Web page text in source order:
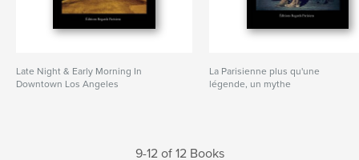
Late Night & Early Morning In
Downtown Los Angeles
La Parisienne plus qu'une
légende, un mythe
9-12 of 12 Books